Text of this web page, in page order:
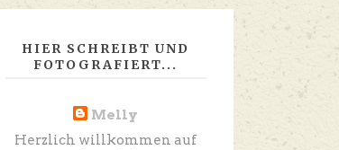
HIER SCHREIBT UND
FOTOGRAFIERT...
Melly
Herzlich willkommen auf